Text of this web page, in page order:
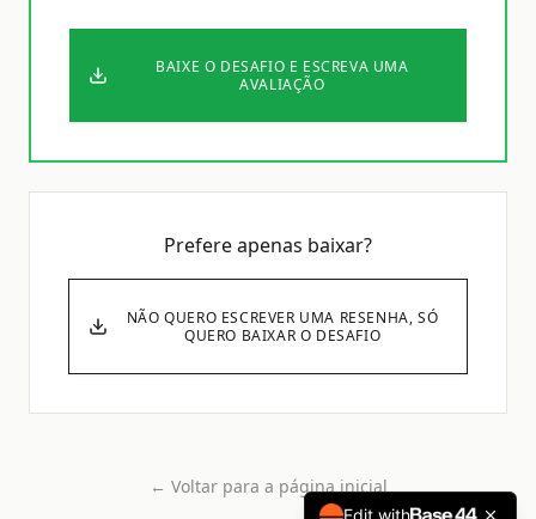
BAIXE O DESAFIO E ESCREVA UMA
AVALIAÇÃO
Prefere apenas baixar?
NÃO QUERO ESCREVER UMA RESENHA, SÓ
QUERO BAIXAR O DESAFIO
← Voltar para a página inicial
Edit with